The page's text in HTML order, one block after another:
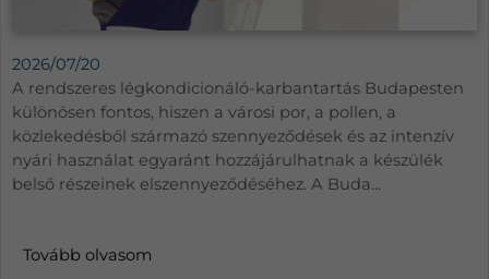
2026/07/20
A rendszeres légkondicionáló-karbantartás Budapesten
különösen fontos, hiszen a városi por, a pollen, a
közlekedésből származó szennyeződések és az intenzív
nyári használat egyaránt hozzájárulhatnak a készülék
belső részeinek elszennyeződéséhez. A Buda...
Tovább olvasom